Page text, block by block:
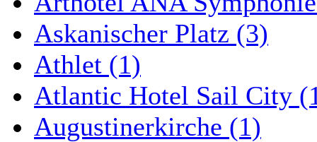
Askanischer Platz (3)
Athlet (1)
Atlantic Hotel Sail City
Augustinerkirche (1)